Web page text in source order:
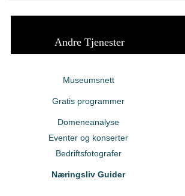
Andre Tjenester
Museumsnett
Gratis programmer
Domeneanalyse
Eventer og konserter
Bedriftsfotografer
Næringsliv Guider